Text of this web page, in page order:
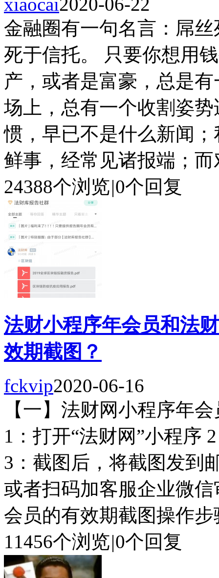
xiaocai2020-06-22
金融圈有一句名言：屌
死于信托。 只要你想用
产，或者是富豪，总是
场上，总有一个收割姿
惯，早已不是什么新闻
鲜事，经常见诸报端；而
24388个浏览|0个回复
法财小程序年会员和法
效期截图？
fckvip2020-06-16
【一】法财网小程序年
1：打开“法财网”小程序
3：截图后，将截图发到
或者扫码加客服企业微
会员的有效期截图操作
11456个浏览|0个回复